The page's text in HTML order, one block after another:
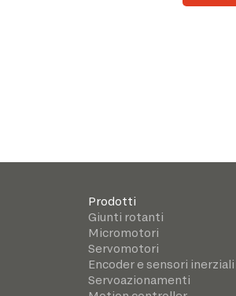
Prodotti
Giunti rotanti
Micromotori
Servomotori
Encoder e sensori inerziali
Servoazionamenti